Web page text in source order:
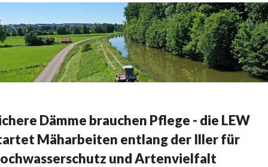
Dämme brauchen Pflege - die LEW
Mäharbeiten entlang der Iller für
und Artenvielfalt